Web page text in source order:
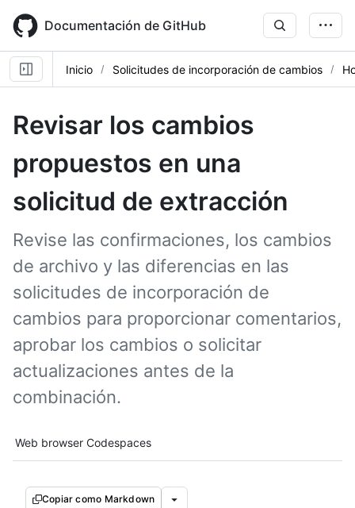
main
content
Documentación de GitHub
Inicio Solicitudes de incorporación de cambios
Revisar los cambios
propuestos en una
solicitud de extracción
Revise las confirmaciones, los cambios
de archivo y las diferencias en las
solicitudes de incorporación de
cambios para proporcionar comentarios,
aprobar los cambios o solicitar
actualizaciones antes de la
combinación.
Tool navigation
Web browser Codespaces
Copiar como Markdown